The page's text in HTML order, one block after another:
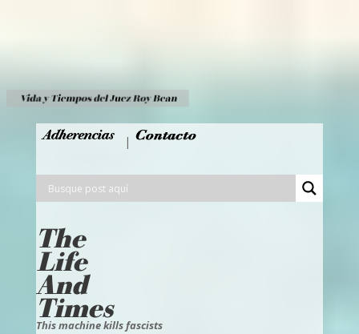
|
The
Life
And
Times
This machine kills fascists